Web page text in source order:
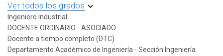
Ver todos los grados
Ingeniero Industrial
DOCENTE ORDINARIO - ASOCIADO
Docente a tiempo completo (DTC)
Departamento Académico de Ingeniería - Sección Ingeniería